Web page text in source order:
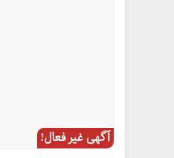
آگهی غیر فعال!